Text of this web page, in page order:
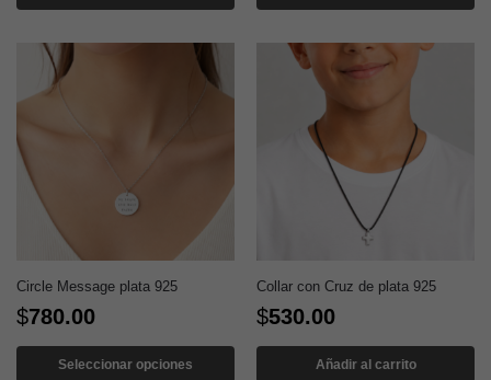
Circle Message plata 925
$780.00
Seleccionar opciones
Collar con Cruz de plata 925
$530.00
Añadir al carrito